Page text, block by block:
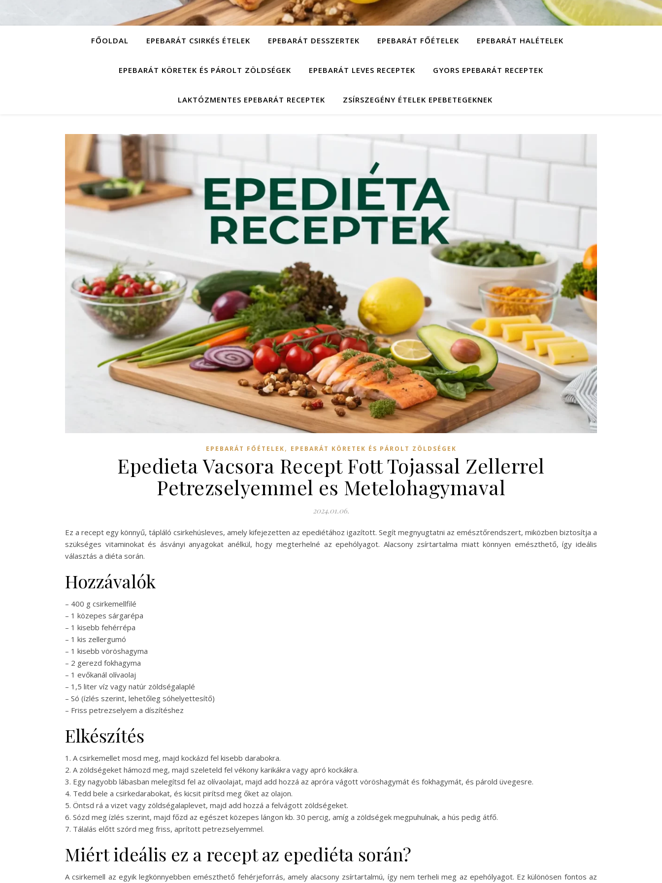
FŐOLDAL EPEBARÁT CSIRKÉS ÉTELEK EPEBARÁT DESSZERTEK EPEBARÁT FŐÉTELEK EPEBARÁT HALÉTELEK
EPEBARÁT KÖRETEK ÉS PÁROLT ZÖLDSÉGEK EPEBARÁT LEVES RECEPTEK GYORS EPEBARÁT RECEPTEK
LAKTÓZMENTES EPEBARÁT RECEPTEK ZSÍRSZEGÉNY ÉTELEK EPEBETEGEKNEK
EPEBARÁT FŐÉTELEK, EPEBARÁT KÖRETEK ÉS PÁROLT ZÖLDSÉGEK
Epedieta Vacsora Recept Fott Tojassal Zellerrel
Petrezselyemmel es Metelohagymaval
2024.01.06.
Ez a recept egy könnyű, tápláló csirkehúsleves, amely kifejezetten az epediétához igazított. Segít megnyugtatni az emésztőrendszert, miközben biztosítja a
szükséges vitaminokat és ásványi anyagokat anélkül, hogy megterhelné az epehólyagot. Alacsony zsírtartalma miatt könnyen emészthető, így ideális
választás a diéta során.
Hozzávalók
– 400 g csirkemellfilé
– 1 közepes sárgarépa
– 1 kisebb fehérrépa
– 1 kis zellergumó
– 1 kisebb vöröshagyma
– 2 gerezd fokhagyma
– 1 evőkanál olívaolaj
– 1,5 liter víz vagy natúr zöldségalaplé
– Só (ízlés szerint, lehetőleg sóhelyettesítő)
– Friss petrezselyem a díszítéshez
Elkészítés
1. A csirkemellet mosd meg, majd kockázd fel kisebb darabokra.
2. A zöldségeket hámozd meg, majd szeleteld fel vékony karikákra vagy apró kockákra.
3. Egy nagyobb lábasban melegítsd fel az olívaolajat, majd add hozzá az apróra vágott vöröshagymát és fokhagymát, és párold üvegesre.
4. Tedd bele a csirkedarabokat, és kicsit pirítsd meg őket az olajon.
5. Öntsd rá a vizet vagy zöldségalaplevet, majd add hozzá a felvágott zöldségeket.
6. Sózd meg ízlés szerint, majd főzd az egészet közepes lángon kb. 30 percig, amíg a zöldségek megpuhulnak, a hús pedig átfő.
7. Tálalás előtt szórd meg friss, aprított petrezselyemmel.
Miért ideális ez a recept az epediéta során?
A csirkemell az egyik legkönnyebben emészthető fehérjeforrás, amely alacsony zsírtartalmú, így nem terheli meg az epehólyagot. Ez különösen fontos az